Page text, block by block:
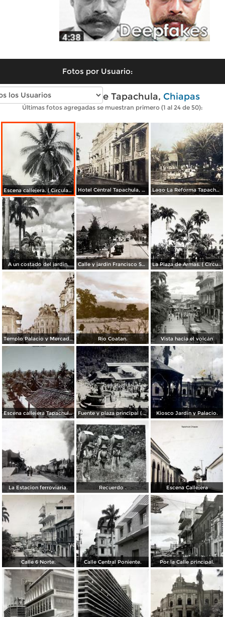
Fotos por Usuario:
Fotos antiguas de Tapachula, Chiapas
Últimas fotos agregadas se muestran primero (1 al 24 de 50):
Escena callejera. ( Circulada el 30 de Noviembre de 1935 ). Hotel Central Tapachula, Chiapas ( Circulada el 24 de Junio de 1922 ). Lago La Reforma Tapachula, Chiapas ( Circulada el 24 de Junio de 1922 ).
A un costado del jardin. Calle y jardin Francisco Sarabia. La Plaza de Armas. ( Circulada el 23 de Octubre de 1936 ).
Templo Palacio y Mercado. Rio Coatan. Vista hacia el volcán
Escena callejera Tapachula, Chiapas . Fuente y plaza principal ( Circulada el 4 de Noviembre de 1935 ). Kiosco Jardin y Palacio.
La Estacion ferroviaria. Recuerdo . Escena Callejera
Calle 6 Norte. Calle Central Poniente. Por la Calle principal.